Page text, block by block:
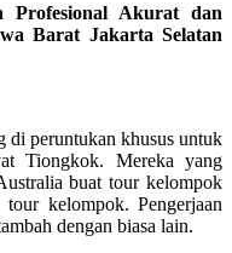
Profesional Akurat dan
Barat Jakarta Selatan
di peruntukan khusus untuk
Tiongkok. Mereka yang
buat tour kelompok
kelompok. Pengerjaan
dengan biasa lain.